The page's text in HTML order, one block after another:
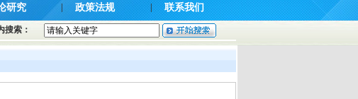
研究 政策法规 联系我们
搜索：